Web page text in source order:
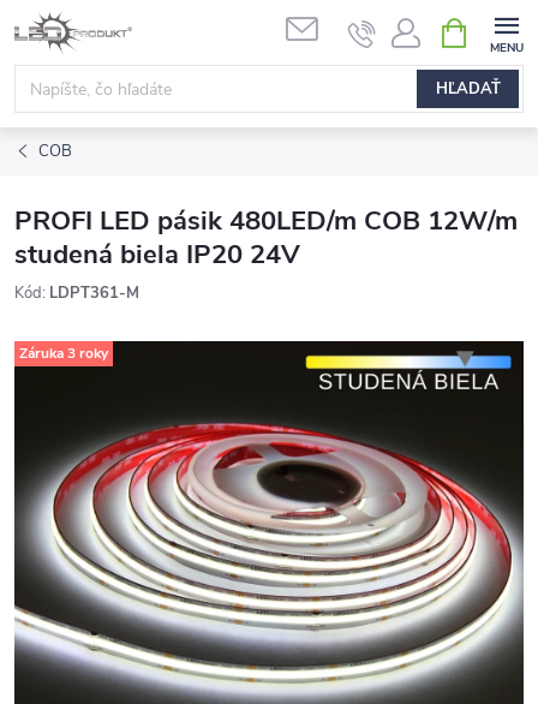
Prejsť
na
obsah
HĽADAŤ
KOŠÍK
COB
PROFI LED pásik 480LED/m COB 12W/m
studená biela IP20 24V
Kód: LDPT361-M
Záruka 3 roky